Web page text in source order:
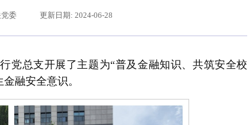
委 更新日期: 2024-06-28
党总支开展了主题为“普及金融知识、共筑安全校
融安全意识。